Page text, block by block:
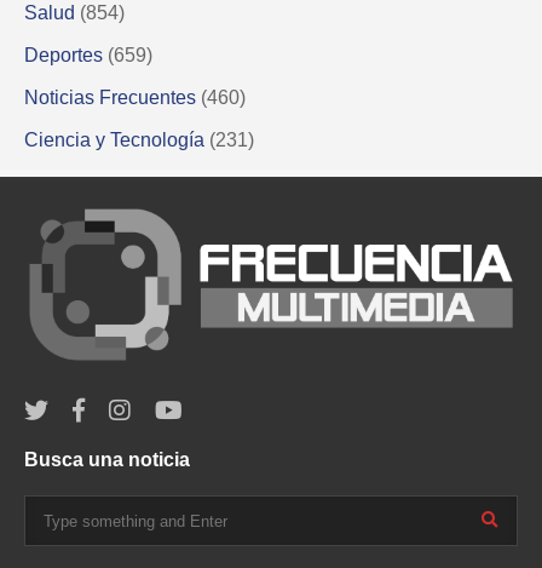
Salud (854)
Deportes (659)
Noticias Frecuentes (460)
Ciencia y Tecnología (231)
Busca una noticia